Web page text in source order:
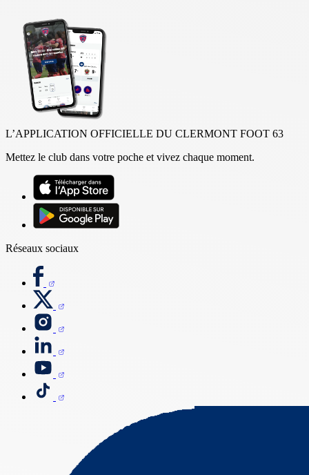
L’APPLICATION OFFICIELLE DU CLERMONT FOOT 63
Mettez le club dans votre poche et vivez chaque moment.
Réseaux sociaux